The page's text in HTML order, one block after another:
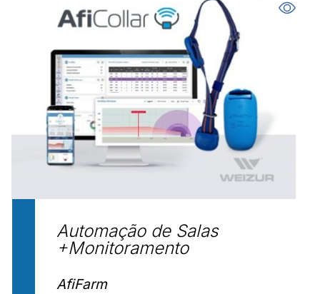
Automação de Salas
+Monitoramento
AfiFarm